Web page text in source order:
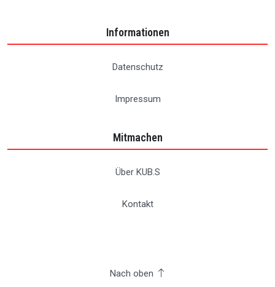
Informationen
Datenschutz
Impressum
Mitmachen
Über KUB.S
Kontakt
Nach oben